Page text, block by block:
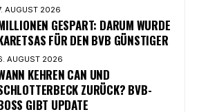
AUGUST 2026
GESPART: DARUM WURDE
FÜR DEN BVB GÜNSTIGER
AUGUST 2026
KEHREN CAN UND
ZURÜCK? BVB-
GIBT UPDATE